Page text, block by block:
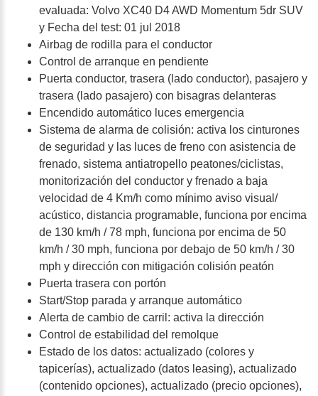
evaluada: Volvo XC40 D4 AWD Momentum 5dr SUV
y Fecha del test: 01 jul 2018
Airbag de rodilla para el conductor
Control de arranque en pendiente
Puerta conductor, trasera (lado conductor), pasajero y
trasera (lado pasajero) con bisagras delanteras
Encendido automático luces emergencia
Sistema de alarma de colisión: activa los cinturones
de seguridad y las luces de freno con asistencia de
frenado, sistema antiatropello peatones/ciclistas,
monitorización del conductor y frenado a baja
velocidad de 4 Km/h como mínimo aviso visual/
acústico, distancia programable, funciona por encima
de 130 km/h / 78 mph, funciona por encima de 50
km/h / 30 mph, funciona por debajo de 50 km/h / 30
mph y dirección con mitigación colisión peatón
Puerta trasera con portón
Start/Stop parada y arranque automático
Alerta de cambio de carril: activa la dirección
Control de estabilidad del remolque
Estado de los datos: actualizado (colores y
tapicerías), actualizado (datos leasing), actualizado
(contenido opciones), actualizado (precio opciones),